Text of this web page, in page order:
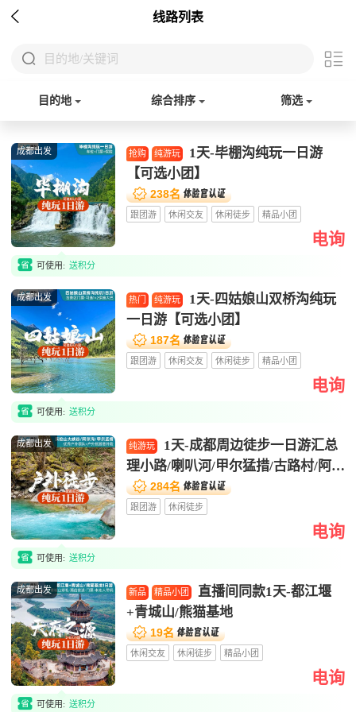
 线路列表
 目的地/关键词 
目的地 综合排序 筛选
成都出发 抢购 纯游玩
1天-毕棚沟纯玩一日游
【可选小团】
 238名 
跟团游 休闲交友 休闲徒步 精品小团
电询
 可使用: 送积分
成都出发 热门 纯游玩
1天-四姑娘山双桥沟纯玩
一日游【可选小团】
 187名 
跟团游 休闲交友 休闲徒步 精品小团
电询
 可使用: 送积分
成都出发 纯游玩
1天-成都周边徒步一日游汇总
理小路/喇叭河/甲尔猛措/古路村/阿尔
沟/云中牧场/古蜀道/理小路/甘海子1
日游
 284名 
跟团游 休闲徒步
电询
 可使用: 送积分
成都出发 新品 精品小团
直播间同款1天-都江堰
+青城山/熊猫基地
 19名 
休闲交友 休闲徒步 精品小团
电询
 可使用: 送积分